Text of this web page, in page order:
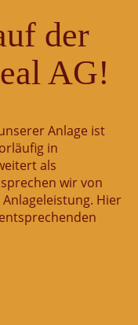
der
AG!
Anlage ist
in
als
wir von
Hier